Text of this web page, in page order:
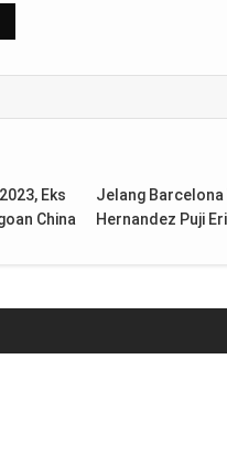
Eks
China
Jelang Barcelona
Hernandez Puji